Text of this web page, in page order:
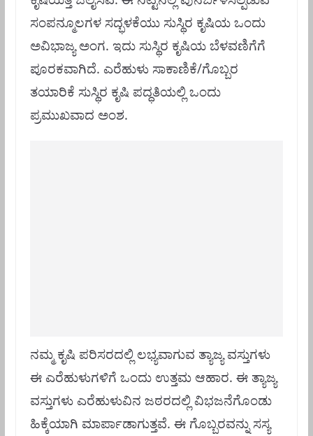
ಸಂಪನ್ಮೂಲಗಳ ಸದ್ಭಳಕೆಯು ಸುಸ್ಥಿರ ಕೃಷಿಯ ಒಂದು
ಅವಿಭಾಜ್ಯ ಅಂಗ. ಇದು ಸುಸ್ಥಿರ ಕೃಷಿಯ ಬೆಳವಣಿಗೆಗೆ
ಪೂರಕವಾಗಿದೆ. ಎರೆಹುಳು ಸಾಕಾಣಿಕೆ/ಗೊಬ್ಬರ
ತಯಾರಿಕೆ ಸುಸ್ಥಿರ ಕೃಷಿ ಪದ್ಧತಿಯಲ್ಲಿ ಒಂದು
ಪ್ರಮುಖವಾದ ಅಂಶ.
ನಮ್ಮ ಕೃಷಿ ಪರಿಸರದಲ್ಲಿ ಲಭ್ಯವಾಗುವ ತ್ಯಾಜ್ಯ ವಸ್ತುಗಳು
ಈ ಎರೆಹುಳುಗಳಿಗೆ ಒಂದು ಉತ್ತಮ ಆಹಾರ. ಈ ತ್ಯಾಜ್ಯ
ವಸ್ತುಗಳು ಎರೆಹುಳುವಿನ ಜಠರದಲ್ಲಿ ವಿಭಜನೆಗೊಂಡು
ಹಿಕ್ಕೆಯಾಗಿ ಮಾರ್ಪಾಡಾಗುತ್ತವೆ. ಈ ಗೊಬ್ಬರವನ್ನು ಸಸ್ಯ